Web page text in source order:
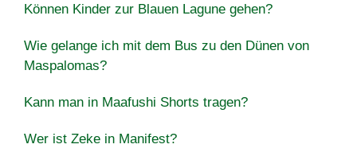
Können Kinder zur Blauen Lagune gehen?
Wie gelange ich mit dem Bus zu den Dünen von
Maspalomas?
Kann man in Maafushi Shorts tragen?
Wer ist Zeke in Manifest?